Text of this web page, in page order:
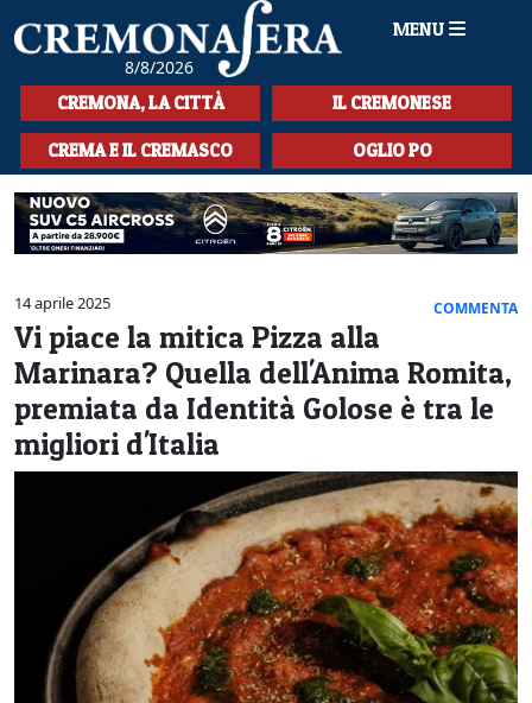
8/8/2026
MENU
HOME
CRONACA
SPORT
LA MUSICA
CULTURA
LA STORIA
SPETTACOLI
L'EDITORIALE
CREMONA, LA CITTÀ IL CREMONESE
CREMA E IL CREMASCO OGLIO PO
14 aprile 2025 COMMENTA
Vi piace la mitica Pizza alla
Marinara? Quella dell'Anima Romita,
premiata da Identità Golose è tra le
migliori d'Italia